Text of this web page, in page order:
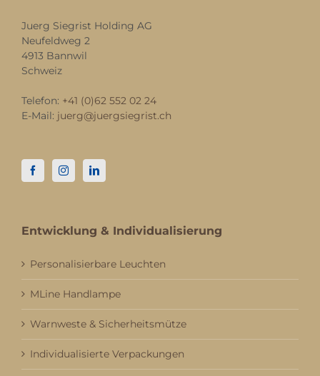
Juerg Siegrist Holding AG
Neufeldweg 2
4913 Bannwil
Schweiz
Telefon: +41 (0)62 552 02 24
E-Mail: juerg@juergsiegrist.ch
Entwicklung & Individualisierung
Personalisierbare Leuchten
MLine Handlampe
Warnweste & Sicherheitsmütze
Individualisierte Verpackungen